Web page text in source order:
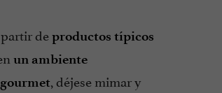
deproductos típicos
un ambiente
, déjese mimar y